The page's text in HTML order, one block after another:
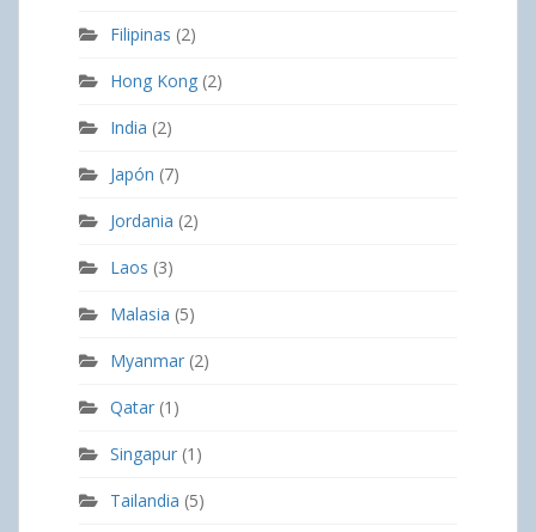
Filipinas (2)
Hong Kong (2)
India (2)
Japón (7)
Jordania (2)
Laos (3)
Malasia (5)
Myanmar (2)
Qatar (1)
Singapur (1)
Tailandia (5)